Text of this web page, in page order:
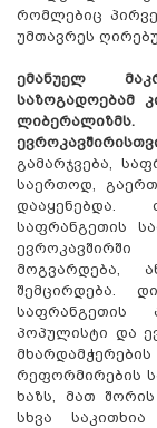
რომლებიც
უმთავრეს
ემანუელ
საზოგადოებამ
ლიბერალიზმს.
გამარჯვება,
საერთოდ,
დააყენებდა.
საფრანგეთის
მოგვარდება,
შემცირდება.
საფრანგეთის
პოპულისტი და
რეფორმირების
ხაზს, მათ
სხვა